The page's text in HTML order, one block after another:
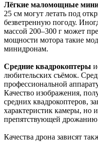
Лёгкие маломощные
25 см могут летать под
безветренную погоду.
массой 200–300 г может
мощности мотора такие
минидронам.
Средние квадрокоптеры
любительских съёмок.
профессиональной
Качество изображения,
средних квадрокоптеров,
характеристик камеры, но
препятствующей дрожанию
Качества дрона зависят